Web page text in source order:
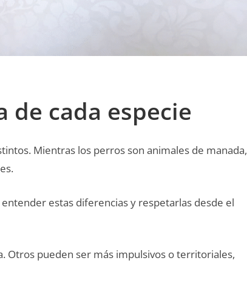
de cada especie
Mientras los perros son animales de manada,
estas diferencias y respetarlas desde el
Otros pueden ser más impulsivos o territoriales,